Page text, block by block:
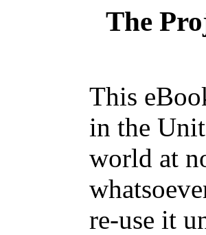
The
This
in the
world at
re-use it